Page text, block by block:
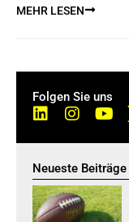
MEHR LESEN
Folgen Sie uns
Neueste Beiträge